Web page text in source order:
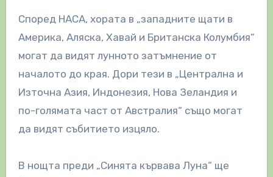
Според НАСА, хората в „западните щати в
Америка, Аляска, Хавай и Британска Колумбия“
могат да видят лунното затъмнение от
началото до края. Дори тези в „Централна и
Източна Азия, Индонезия, Нова Зеландия и
по-голямата част от Австралия“ също могат
да видят събитието изцяло.
В нощта преди „Синята кървава Луна“ ще